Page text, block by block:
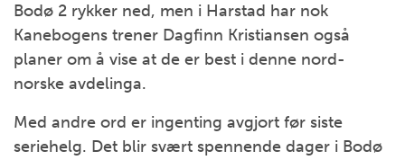
Bodø 2 rykker ned, men i Harstad har nok
Kanebogens trener Dagfinn Kristiansen også
planer om å vise at de er best i denne nord-
norske avdelinga.
Med andre ord er ingenting avgjort før siste
seriehelg. Det blir svært spennende dager i Bodø